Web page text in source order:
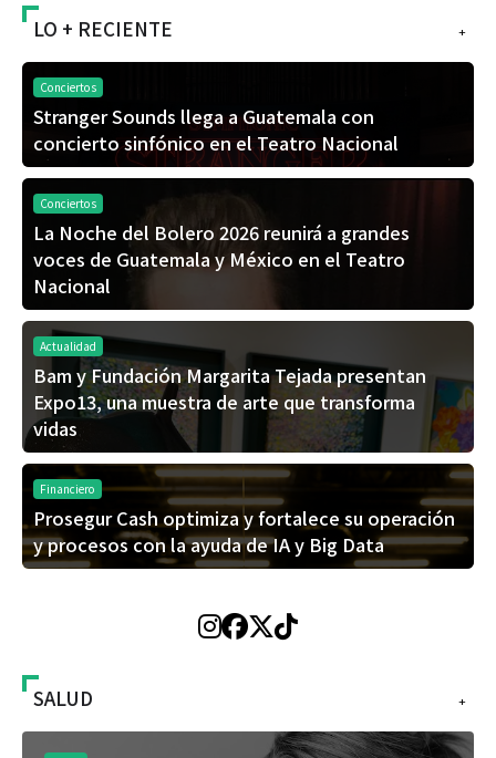
+
LO + RECIENTE
Conciertos
Stranger Sounds llega a Guatemala con
concierto sinfónico en el Teatro Nacional
Conciertos
La Noche del Bolero 2026 reunirá a grandes
voces de Guatemala y México en el Teatro
Nacional
Actualidad
Bam y Fundación Margarita Tejada presentan
Expo13, una muestra de arte que transforma
vidas
Financiero
Prosegur Cash optimiza y fortalece su operación
y procesos con la ayuda de IA y Big Data
+
SALUD